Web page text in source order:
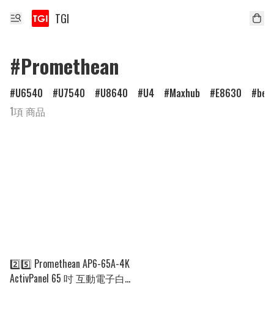
TGI
#Promethean
U6540 U7540 U8640 U4 Maxhub E8630
1項 商品
2️⃣5️⃣ Promethean AP6-65A-4K
ActivPanel 65 吋 互動電子白